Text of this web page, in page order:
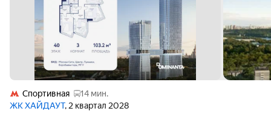
Спортивная
14 мин.
ЖК ХАЙДАУТ, 2 квартал 2028